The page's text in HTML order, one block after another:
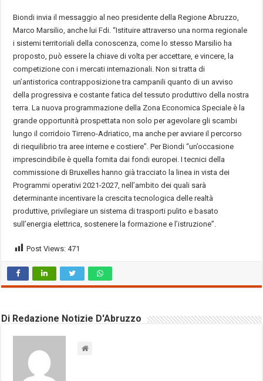
Biondi invia il messaggio al neo presidente della Regione Abruzzo,
Marco Marsilio, anche lui Fdi. “Istituire attraverso una norma regionale
i sistemi territoriali della conoscenza, come lo stesso Marsilio ha
proposto, può essere la chiave di volta per accettare, e vincere, la
competizione con i mercati internazionali. Non si tratta di
un’antistorica contrapposizione tra campanili quanto di un avviso
della progressiva e costante fatica del tessuto produttivo della nostra
terra. La nuova programmazione della Zona Economica Speciale è la
grande opportunità prospettata non solo per agevolare gli scambi
lungo il corridoio Tirreno-Adriatico, ma anche per avviare il percorso
di riequilibrio tra aree interne e costiere”. Per Biondi “un’occasione
imprescindibile è quella fornita dai fondi europei. I tecnici della
commissione di Bruxelles hanno già tracciato la linea in vista dei
Programmi operativi 2021-2027, nell’ambito dei quali sarà
determinante incentivare la crescita tecnologica delle realtà
produttive, privilegiare un sistema di trasporti pulito e basato
sull’energia elettrica, sostenere la formazione e l’istruzione”.
Post Views: 471
Di Redazione Notizie D'Abruzzo